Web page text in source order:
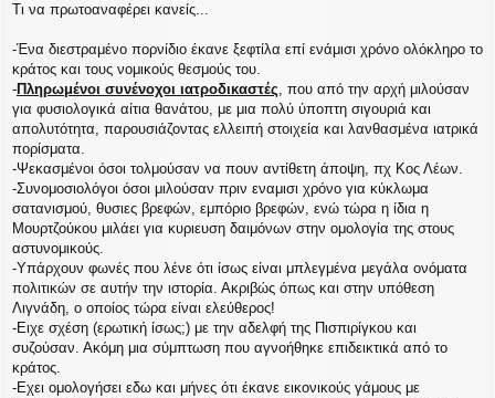
Τι να πρωτοαναφέρει κανείς...
-Ένα διεστραμένο πορνίδιο έκανε ξεφτίλα επί ενάμισι χρόνο ολόκληρο το
κράτος και τους νομικούς θεσμούς του.
-Πληρωμένοι συνένοχοι ιατροδικαστές, που από την αρχή μιλούσαν
για φυσιολογικά αίτια θανάτου, με μια πολύ ύποπτη σιγουριά και
απολυτότητα, παρουσιάζοντας ελλειπή στοιχεία και λανθασμένα ιατρικά
πορίσματα.
-Ψεκασμένοι όσοι τολμούσαν να πουν αντίθετη άποψη, πχ Κος Λέων.
-Συνομοσιολόγοι όσοι μιλούσαν πριν εναμισι χρόνο για κύκλωμα
σατανισμού, θυσιες βρεφών, εμπόριο βρεφών, ενώ τώρα η ίδια η
Μουρτζούκου μιλάει για κυριευση δαιμόνων στην ομολογία της στους
αστυνομικούς.
-Υπάρχουν φωνές που λένε ότι ίσως είναι μπλεγμένα μεγάλα ονόματα
πολιτικών σε αυτήν την ιστορία. Ακριβώς όπως και στην υπόθεση
Λιγνάδη, ο οποίος τώρα είναι ελεύθερος!
-Ειχε σχέση (ερωτική ίσως;) με την αδελφή της Πισπιρίγκου και
συζούσαν. Ακόμη μια σύμπτωση που αγνοήθηκε επιδεικτικά από το
κράτος.
-Εχει ομολογήσει εδω και μήνες ότι έκανε εικονικούς γάμους με